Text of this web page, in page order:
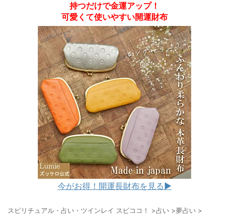
持つだけで金運アップ！
可愛くて使いやすい開運財布
今がお得！開運長財布を見る▶︎
スピリチュアル・占い・ツインレイ スピココ！ >占い >夢占い >